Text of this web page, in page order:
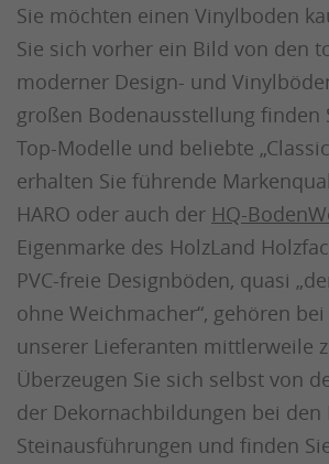
Sie möchten einen Vinylboden
Sie sich vorher ein Bild von den
moderner Design- und
großen Bodenausstellung finden
Top-Modelle und beliebte
erhalten Sie führende
HARO oder auch der HQ-
Eigenmarke des HolzLand
PVC-freie Designböden, quasi
ohne Weichmacher“, gehören
unserer Lieferanten mittlerweile
Überzeugen Sie sich selbst von
der Dekornachbildungen bei den
Steinausführungen und finden